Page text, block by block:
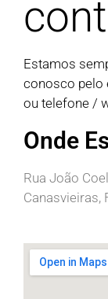
Estamos
conosco pelo
ou telefone /
Onde
Rua João
Canasvieiras,